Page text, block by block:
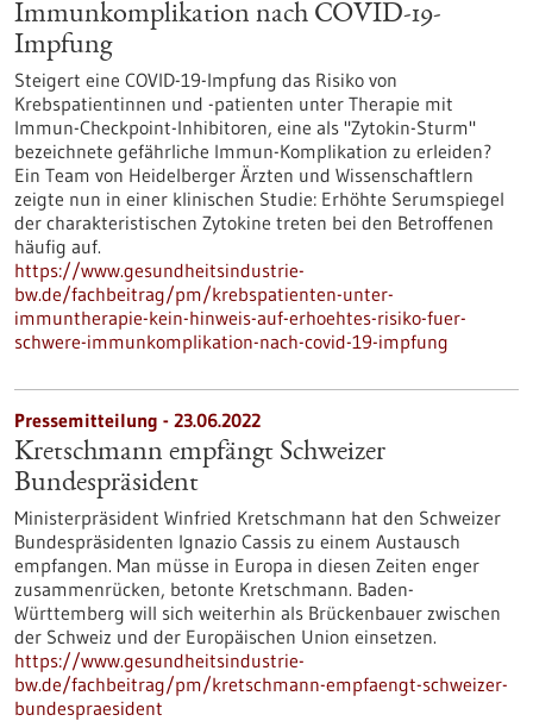
Immunkomplikation nach COVID-19-
Impfung
Steigert eine COVID-19-Impfung das Risiko von
Krebspatientinnen und -patienten unter Therapie mit
Immun-Checkpoint-Inhibitoren, eine als "Zytokin-Sturm"
bezeichnete gefährliche Immun-Komplikation zu erleiden?
Ein Team von Heidelberger Ärzten und Wissenschaftlern
zeigte nun in einer klinischen Studie: Erhöhte Serumspiegel
der charakteristischen Zytokine treten bei den Betroffenen
häufig auf.
https://www.gesundheitsindustrie-
bw.de/fachbeitrag/pm/krebspatienten-unter-
immuntherapie-kein-hinweis-auf-erhoehtes-risiko-fuer-
schwere-immunkomplikation-nach-covid-19-impfung
Pressemitteilung - 23.06.2022
Kretschmann empfängt Schweizer
Bundespräsident
Ministerpräsident Winfried Kretschmann hat den Schweizer
Bundespräsidenten Ignazio Cassis zu einem Austausch
empfangen. Man müsse in Europa in diesen Zeiten enger
zusammenrücken, betonte Kretschmann. Baden-
Württemberg will sich weiterhin als Brückenbauer zwischen
der Schweiz und der Europäischen Union einsetzen.
https://www.gesundheitsindustrie-
bw.de/fachbeitrag/pm/kretschmann-empfaengt-schweizer-
bundespraesident